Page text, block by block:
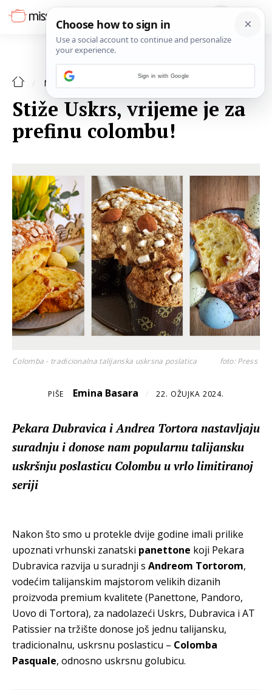
NAJAVE
Stiže Uskrs, vrijeme je za
prefinu colombu!
Colomba - tradicionalna talijanska uskrsna poslatica foto: Press
PIŠE Emina Basara / 22. OŽUJKA 2024.
Pekara Dubravica i Andrea Tortora nastavljaju
suradnju i donose nam popularnu talijansku
uskršnju poslasticu Colombu u vrlo limitiranoj
seriji
Nakon što smo u protekle dvije godine imali prilike
upoznati vrhunski zanatski panettone koji Pekara
Dubravica razvija u suradnji s Andreom Tortorom,
vodećim talijanskim majstorom velikih dizanih
proizvoda premium kvalitete (Panettone, Pandoro,
Uovo di Tortora), za nadolazeći Uskrs, Dubravica i AT
Patissier na tržište donose još jednu talijansku,
tradicionalnu, uskrsnu poslasticu – Colomba
Pasquale, odnosno uskrsnu golubicu.
Sign in with Google